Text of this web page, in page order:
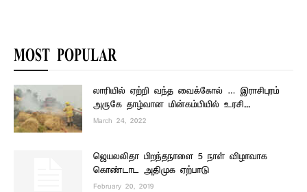
MOST POPULAR
லாரியில் ஏற்றி வந்த வைக்கோல் … இராசிபுரம்
அருகே தாழ்வான மின்கம்பியில் உரசி...
March 24, 2022
ஜெயலலிதா பிறந்தநாளை 5 நாள் விழாவாக
கொண்டாட அதிமுக ஏற்பாடு
February 20, 2019